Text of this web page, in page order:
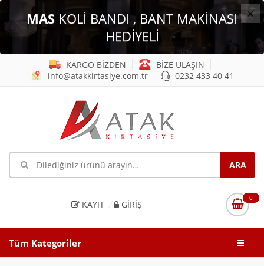
×
MAS KOLİ BANDI , BANT MAKİNASI
HEDİYELİ
KARGO BİZDEN
BİZE ULAŞIN
info@atakkirtasiye.com.tr
0232 433 40 41
KAYIT GIRIŞ
0
Tüm Kategoriler